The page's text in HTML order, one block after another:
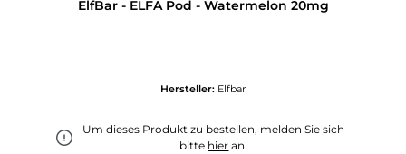
ElfBar - ELFA Pod - Watermelon 20mg
Hersteller: Elfbar
Um dieses Produkt zu bestellen, melden Sie sich
bitte hier an.